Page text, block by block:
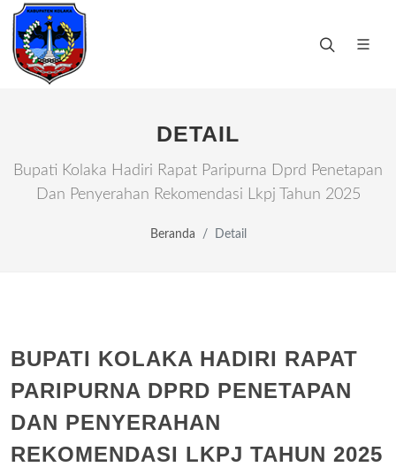
DETAIL
Bupati Kolaka Hadiri Rapat Paripurna Dprd Penetapan
Dan Penyerahan Rekomendasi Lkpj Tahun 2025
Beranda Detail
BUPATI KOLAKA HADIRI RAPAT
PARIPURNA DPRD PENETAPAN
DAN PENYERAHAN
REKOMENDASI LKPJ TAHUN 2025